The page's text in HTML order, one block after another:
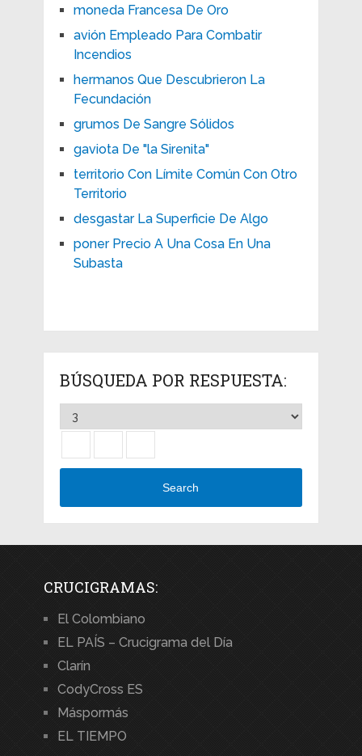
moneda Francesa De Oro
avión Empleado Para Combatir
Incendios
hermanos Que Descubrieron La
Fecundación
grumos De Sangre Sólidos
gaviota De "la Sirenita"
territorio Con Límite Común Con Otro
Territorio
desgastar La Superficie De Algo
poner Precio A Una Cosa En Una
Subasta
BÚSQUEDA POR RESPUESTA:
Search
CRUCIGRAMAS:
El Colombiano
EL PAÍS – Crucigrama del Día
Clarín
CodyCross ES
Máspormás
EL TIEMPO